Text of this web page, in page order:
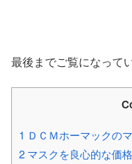
最後までご覧になって
1 ＤＣＭホーマックの
2 マスクを良心的な価